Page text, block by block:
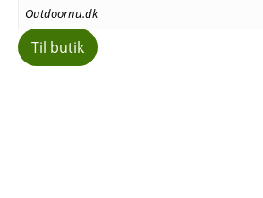
Outdoornu.dk
Til butik